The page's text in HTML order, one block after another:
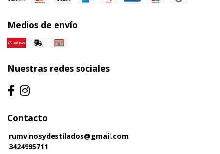
Medios de envío
Nuestras redes sociales
Contacto
rumvinosydestilados@gmail.com
3424995711